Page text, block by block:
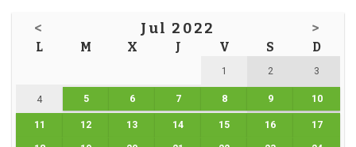
< Jul 2022 >
L M X J V S D
1 2 3
4 5 6 7 8 9 10
11 12 13 14 15 16 17